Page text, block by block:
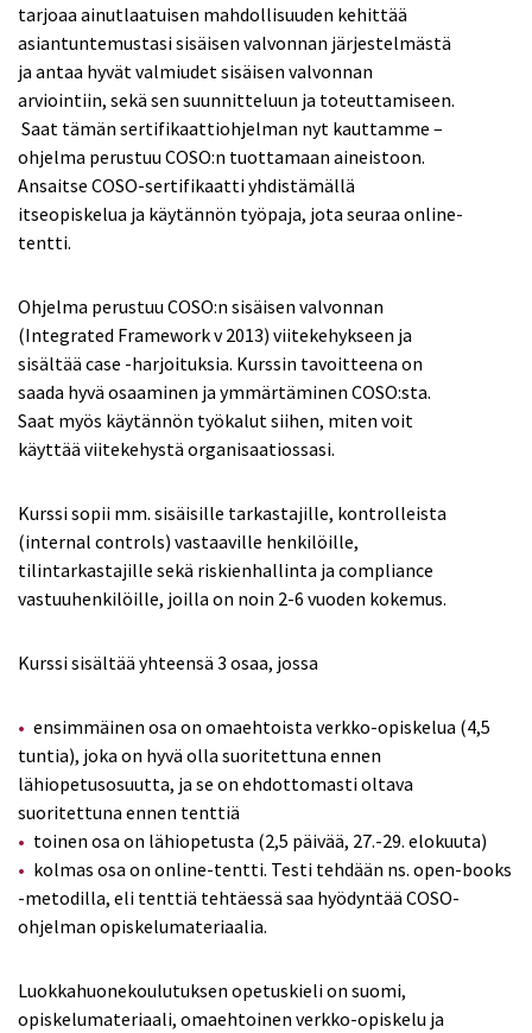
tarjoaa ainutlaatuisen mahdollisuuden kehittää
asiantuntemustasi sisäisen valvonnan järjestelmästä
ja antaa hyvät valmiudet sisäisen valvonnan
arviointiin, sekä sen suunnitteluun ja toteuttamiseen.
Saat tämän sertifikaattiohjelman nyt kauttamme –
ohjelma perustuu COSO:n tuottamaan aineistoon.
Ansaitse COSO-sertifikaatti yhdistämällä
itseopiskelua ja käytännön työpaja, jota seuraa online-
tentti.
Ohjelma perustuu COSO:n sisäisen valvonnan
(Integrated Framework v 2013) viitekehykseen ja
sisältää case -harjoituksia. Kurssin tavoitteena on
saada hyvä osaaminen ja ymmärtäminen COSO:sta.
Saat myös käytännön työkalut siihen, miten voit
käyttää viitekehystä organisaatiossasi.
Kurssi sopii mm. sisäisille tarkastajille, kontrolleista
(internal controls) vastaaville henkilöille,
tilintarkastajille sekä riskienhallinta ja compliance
vastuuhenkilöille, joilla on noin 2-6 vuoden kokemus.
Kurssi sisältää yhteensä 3 osaa, jossa
ensimmäinen osa on omaehtoista verkko-opiskelua (4,5
tuntia), joka on hyvä olla suoritettuna ennen
lähiopetusosuutta, ja se on ehdottomasti oltava
suoritettuna ennen tenttiä
toinen osa on lähiopetusta (2,5 päivää, 27.-29. elokuuta)
kolmas osa on online-tentti. Testi tehdään ns. open-books
-metodilla, eli tenttiä tehtäessä saa hyödyntää COSO-
ohjelman opiskelumateriaalia.
Luokkahuonekoulutuksen opetuskieli on suomi,
opiskelumateriaali, omaehtoinen verkko-opiskelu ja